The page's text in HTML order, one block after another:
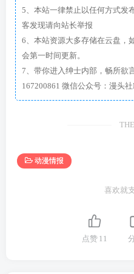
5、本站一律禁止以任何方式发
客发现请向站长举报
6、本站资源大多存储在云盘，
会第一时间更新。
7、带你进入绅士内部，畅所欲
167200861 微信公众号：漫
动漫情报
喜欢就
点赞 11